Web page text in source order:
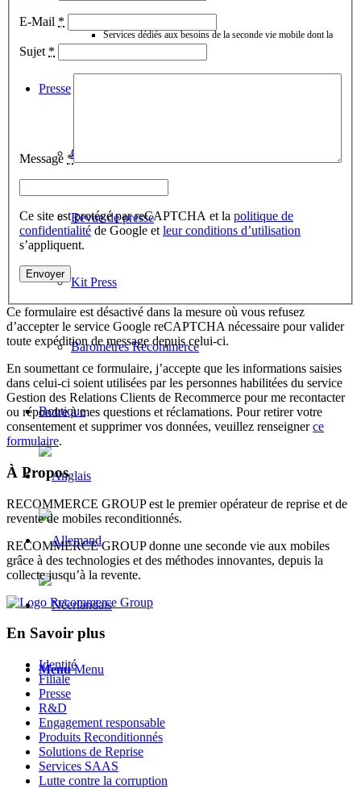
Services dédiés aux besoins de la seconde vie mobile dont la
Presse
Communiqué de Presse
Revue de presse
Kit Press
Baromètres Recommerce
Boutique
Menu Menu
E-Mail *
Sujet *
Message *
Ce site est protégé par reCAPTCHA et la politique de
confidentialité de Google et leur conditions d’utilisation
s’appliquent.
Ce formulaire est désactivé dans la mesure où vous refusez
d’accepter le service Google reCAPTCHA nécessaire pour valider
toute expédition de message depuis celui-ci.
En soumettant ce formulaire, j’accepte que les informations saisies
dans celui-ci soient utilisées par les personnes habilitées du service
Gestion des Relations Clients de Recommerce pour me recontacter
ou répondre à mes questions et réclamations. Pour retirer votre
consentement et supprimer vos données, veuillez renseignerce
formulaire.
À Propos
RECOMMERCE GROUP est le premier opérateur de reprise et de
revente de mobiles reconditionnés.
RECOMMERCE GROUP donne une seconde vie aux mobiles
grâce à des technologies et des méthodes innovantes, depuis la
collecte jusqu’à la revente.
En Savoir plus
Identité
Filiale
Presse
R&D
Engagement responsable
Produits Reconditionnés
Solutions de Reprise
Services SAAS
Lutte contre la corruption